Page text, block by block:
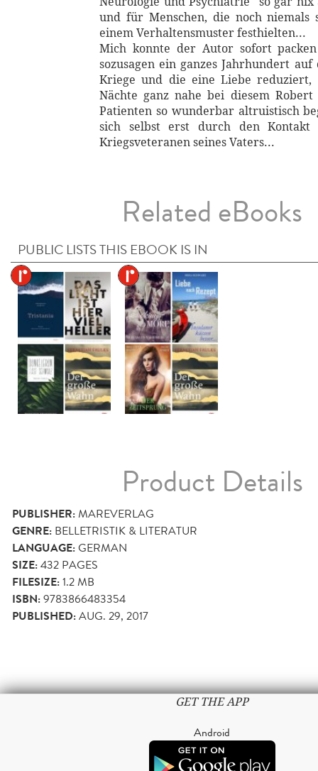
und für Menschen, die noch niemals
einem Verhaltensmuster festhielten...
Mich konnte der Autor sofort
sozusagen ein ganzes Jahrhundert
Kriege und die eine Liebe reduziert,
Nächte ganz nahe bei diesem
Patienten so wunderbar altruistisch
sich selbst erst durch den Kontakt
Kriegsveteranen seines Vaters...
Related eBooks
PUBLIC LISTS THIS EBOOK IS IN
Product Details
PUBLISHER:MAREVERLAG
GENRE: BELLETRISTIK & LITERATUR
LANGUAGE:GERMAN
SIZE:432 PAGES
FILESIZE:1.2 MB
ISBN:9783866483354
PUBLISHED:AUG. 29, 2017
GET THE APP
Android